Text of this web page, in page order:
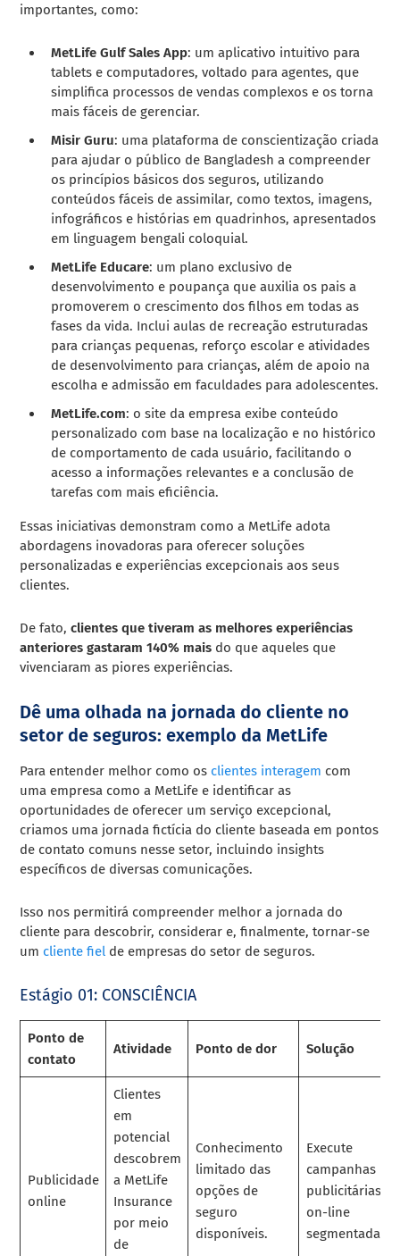
importantes, como:
MetLife Gulf Sales App: um aplicativo intuitivo para
tablets e computadores, voltado para agentes, que
simplifica processos de vendas complexos e os torna
mais fáceis de gerenciar.
Misir Guru: uma plataforma de conscientização criada
para ajudar o público de Bangladesh a compreender
os princípios básicos dos seguros, utilizando
conteúdos fáceis de assimilar, como textos, imagens,
infográficos e histórias em quadrinhos, apresentados
em linguagem bengali coloquial.
MetLife Educare: um plano exclusivo de
desenvolvimento e poupança que auxilia os pais a
promoverem o crescimento dos filhos em todas as
fases da vida. Inclui aulas de recreação estruturadas
para crianças pequenas, reforço escolar e atividades
de desenvolvimento para crianças, além de apoio na
escolha e admissão em faculdades para adolescentes.
MetLife.com: o site da empresa exibe conteúdo
personalizado com base na localização e no histórico
de comportamento de cada usuário, facilitando o
acesso a informações relevantes e a conclusão de
tarefas com mais eficiência.
Essas iniciativas demonstram como a MetLife adota
abordagens inovadoras para oferecer soluções
personalizadas e experiências excepcionais aos seus
clientes.
De fato,clientes que tiveram as melhores experiências
anteriores gastaram 140% mais do que aqueles que
vivenciaram as piores experiências.
Dê uma olhada na jornada do cliente no
setor de seguros: exemplo da MetLife
Para entender melhor como os clientes interagem com
uma empresa como a MetLife e identificar as
oportunidades de oferecer um serviço excepcional,
criamos uma jornada fictícia do cliente baseada em pontos
de contato comuns nesse setor, incluindo insights
específicos de diversas comunicações.
Isso nos permitirá compreender melhor a jornada do
cliente para descobrir, considerar e, finalmente, tornar-se
um cliente fiel de empresas do setor de seguros.
Estágio 01: CONSCIÊNCIA
Ponto de
contato
Atividade Ponto de dor Solução
Publicidade
online
Clientes
em
potencial
descobrem
a MetLife
Insurance
por meio
de
Conhecimento
limitado das
opções de
seguro
disponíveis.
Execute
campanhas
publicitárias
on-line
segmentadas.